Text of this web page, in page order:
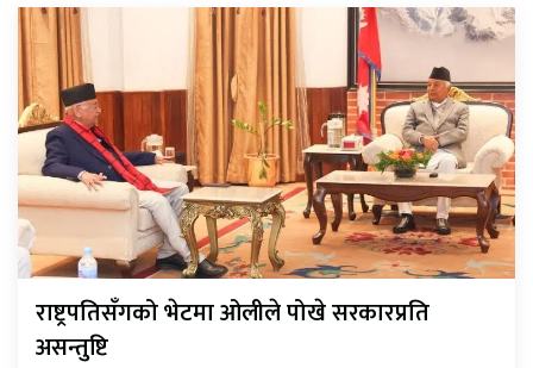
राष्ट्रपतिसँगको भेटमा ओलीले पोखे सरकारप्रति
असन्तुष्टि